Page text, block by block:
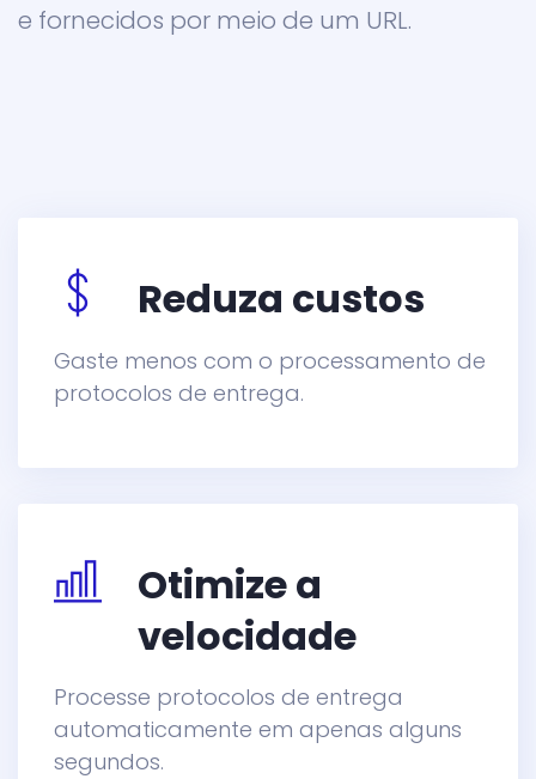
e fornecidos por meio de um URL.
Reduza custos
Gaste menos com o processamento de
protocolos de entrega.
Otimize a
velocidade
Processe protocolos de entrega
automaticamente em apenas alguns
segundos.